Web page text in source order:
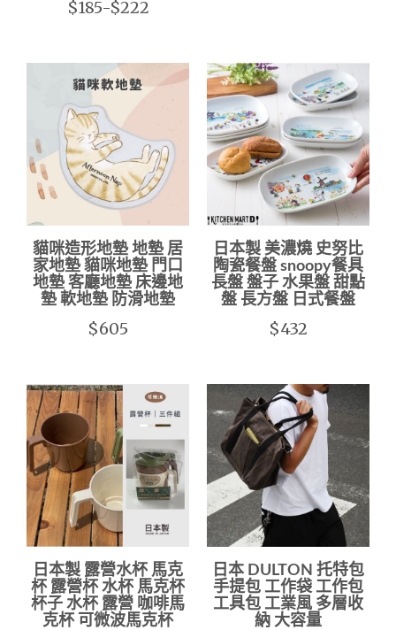
$185-$222
貓咪造形地墊 地墊 居
家地墊 貓咪地墊 門口
地墊 客廳地墊 床邊地
墊 軟地墊 防滑地墊
$605
日本製 美濃燒 史努比
陶瓷餐盤 snoopy餐具
長盤 盤子 水果盤 甜點
盤 長方盤 日式餐盤
$432
日本製 露營水杯 馬克
杯 露營杯 水杯 馬克杯
杯子 水杯 露營 咖啡馬
克杯 可微波馬克杯
日本 DULTON 托特包
手提包 工作袋 工作包
工具包 工業風 多層收
納 大容量